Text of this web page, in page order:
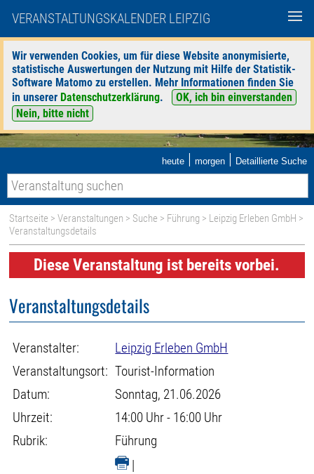
VERANSTALTUNGSKALENDER LEIPZIG
Wir verwenden Cookies, um für diese Website anonymisierte,
statistische Auswertungen der Nutzung mit Hilfe der Statistik-
Software Matomo zu erstellen. Mehr Informationen finden Sie
in unserer Datenschutzerklärung.
OK, ich bin einverstanden
Nein, bitte nicht
heute | morgen | Detaillierte Suche
Startseite >Veranstaltungen > Suche > Führung > Leipzig Erleben GmbH >
Veranstaltungsdetails
Diese Veranstaltung ist bereits vorbei.
Veranstaltungsdetails
Veranstalter:
Leipzig Erleben GmbH
Veranstaltungsort: Tourist-Information
Datum:
Sonntag, 21.06.2026
Uhrzeit:
14:00 Uhr - 16:00 Uhr
Rubrik:
Führung
|